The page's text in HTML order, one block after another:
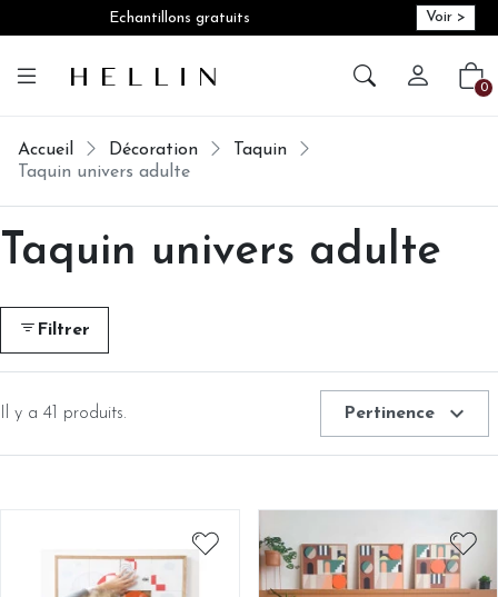
Echantillons gratuits Voir >
Créer 0
Accueil Décoration
Taquin
Taquin univers adulte
Taquin univers adulte
Filtrer
Il y a 41 produits. Pertinence expand_more